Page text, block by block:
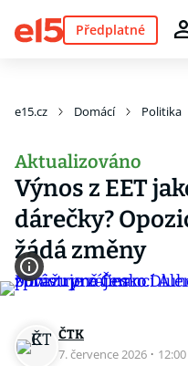
Předplatné
e15.cz Domácí Politika
Aktualizováno
Výnos z EET
dárečky?
žádá změny
ČTK
7. července 2026 · 12:00